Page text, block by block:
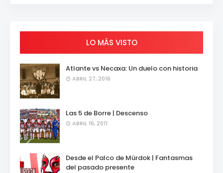
LO MÁS VISTO
Atlante vs Necaxa: Un duelo con historia
ABRIL 27, 2016
Las 5 de Borre | Descenso
ABRIL 16, 2011
Desde el Palco de Mürdok | Fantasmas
del pasado presente